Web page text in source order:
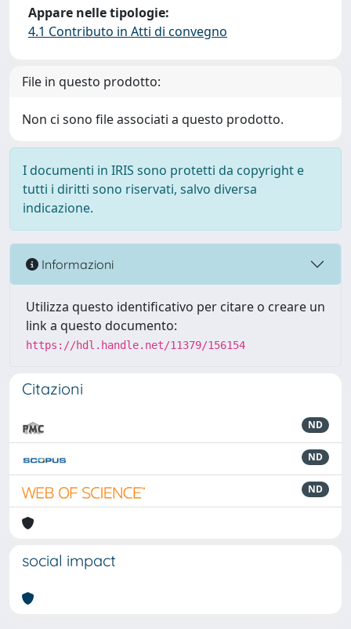
Appare nelle tipologie:
4.1 Contributo in Atti di convegno
File in questo prodotto:
Non ci sono file associati a questo prodotto.
I documenti in IRIS sono protetti da copyright e
tutti i diritti sono riservati, salvo diversa
indicazione.
Informazioni
Utilizza questo identificativo per citare o creare un
link a questo documento:
https://hdl.handle.net/11379/156154
Citazioni
ND
ND
ND
social impact